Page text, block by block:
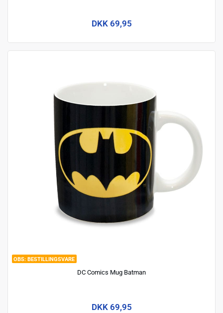
DKK 69,95
BESTILLINGSVARE
DC Comics Mug Batman
DKK 69,95